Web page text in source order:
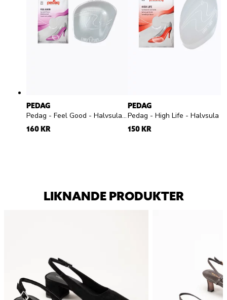
PEDAG
Pedag - Feel Good - Halvsula med pelotte silikon
160 KR
PEDAG
150 KR
LIKNANDE PRODUKTER